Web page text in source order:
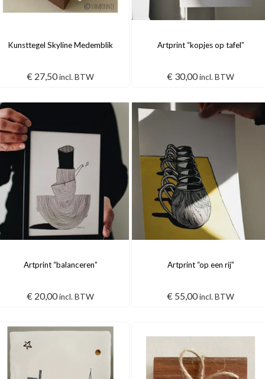
Kunsttegel Skyline Medemblik
€ 27,50incl. BTW
Artprint “kopjes op tafel”
€ 30,00incl. BTW
Artprint “balanceren”
€ 20,00incl. BTW
Artprint “op een rij”
€ 55,00incl. BTW